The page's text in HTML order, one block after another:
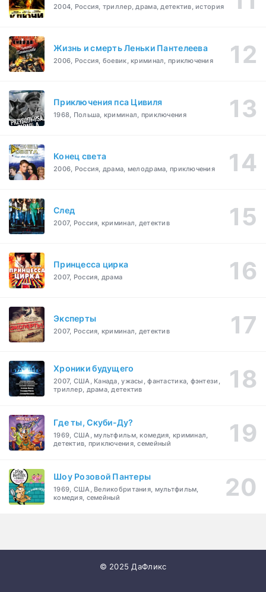
2004, Россия, триллер, драма, детектив, история
Жизнь и смерть Леньки Пантелеева
2006, Россия, боевик, криминал, приключения
Приключения пса Цивиля
1968, Польша, криминал, приключения
Конец света
2006, Россия, драма, мелодрама, приключения
След
2007, Россия, криминал, детектив
Принцесса цирка
2007, Россия, драма
Эксперты
2007, Россия, криминал, детектив
Хроники будущего
2007, США, Канада, ужасы, фантастика, фэнтези,
триллер, драма, детектив
Где ты, Скуби-Ду?
1969, США, мультфильм, комедия, криминал,
детектив, приключения, семейный
Шоу Розовой Пантеры
1969, США, Великобритания, мультфильм,
комедия, семейный
© 2025 ДаФликс